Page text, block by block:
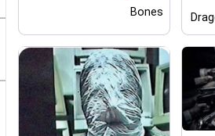
Bones